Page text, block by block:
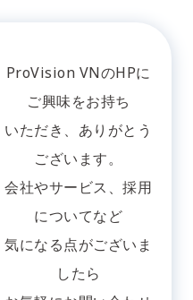
ProVision VNのHPに
ご興味をお持ち
いただき、ありがとう
ございます。
会社やサービス、採用
についてなど
気になる点がございま
したら